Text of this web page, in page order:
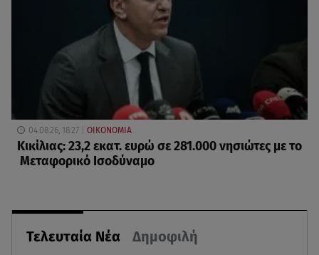
Τελευταία Νέα Δημοφιλή
04.08.26, 18:27 ΟΙΚΟΝΟΜΙΑ
Κικίλιας: 23,2 εκατ. ευρώ σε 281.000 νησιώτες με το
Μεταφορικό Ισοδύναμο